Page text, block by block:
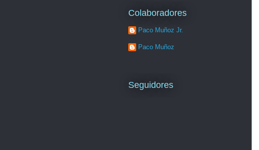
Colaboradores
Paco Muñoz Jr.
Paco Muñoz
Seguidores